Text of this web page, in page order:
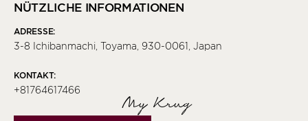
NÜTZLICHE INFORMATIONEN
ADRESSE:
3-8 Ichibanmachi, Toyama, 930-0061, Japan
KONTAKT:
+81764617466
My Krug